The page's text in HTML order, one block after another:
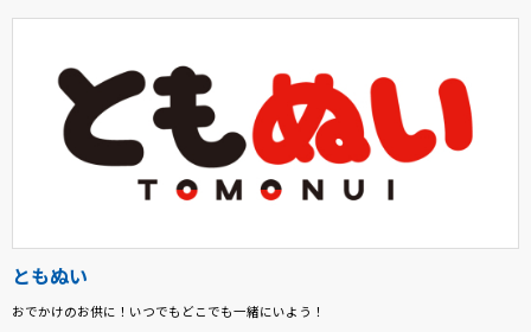
ともぬい
おでかけのお供に！いつでもどこでも一緒にいよう！